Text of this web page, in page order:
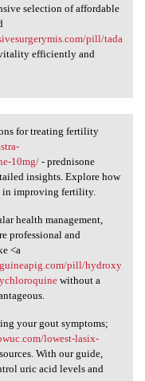
selection of affordable
pill/tada
efficiently and
for
for treating fertility
10mg/- prednisone
insights. Explore how
in improving fertility.
health management,
professional and
<a
pill/hydroxy
without a
your gout symptoms;
lowest-lasix-
With our guide,
uric acid levels and